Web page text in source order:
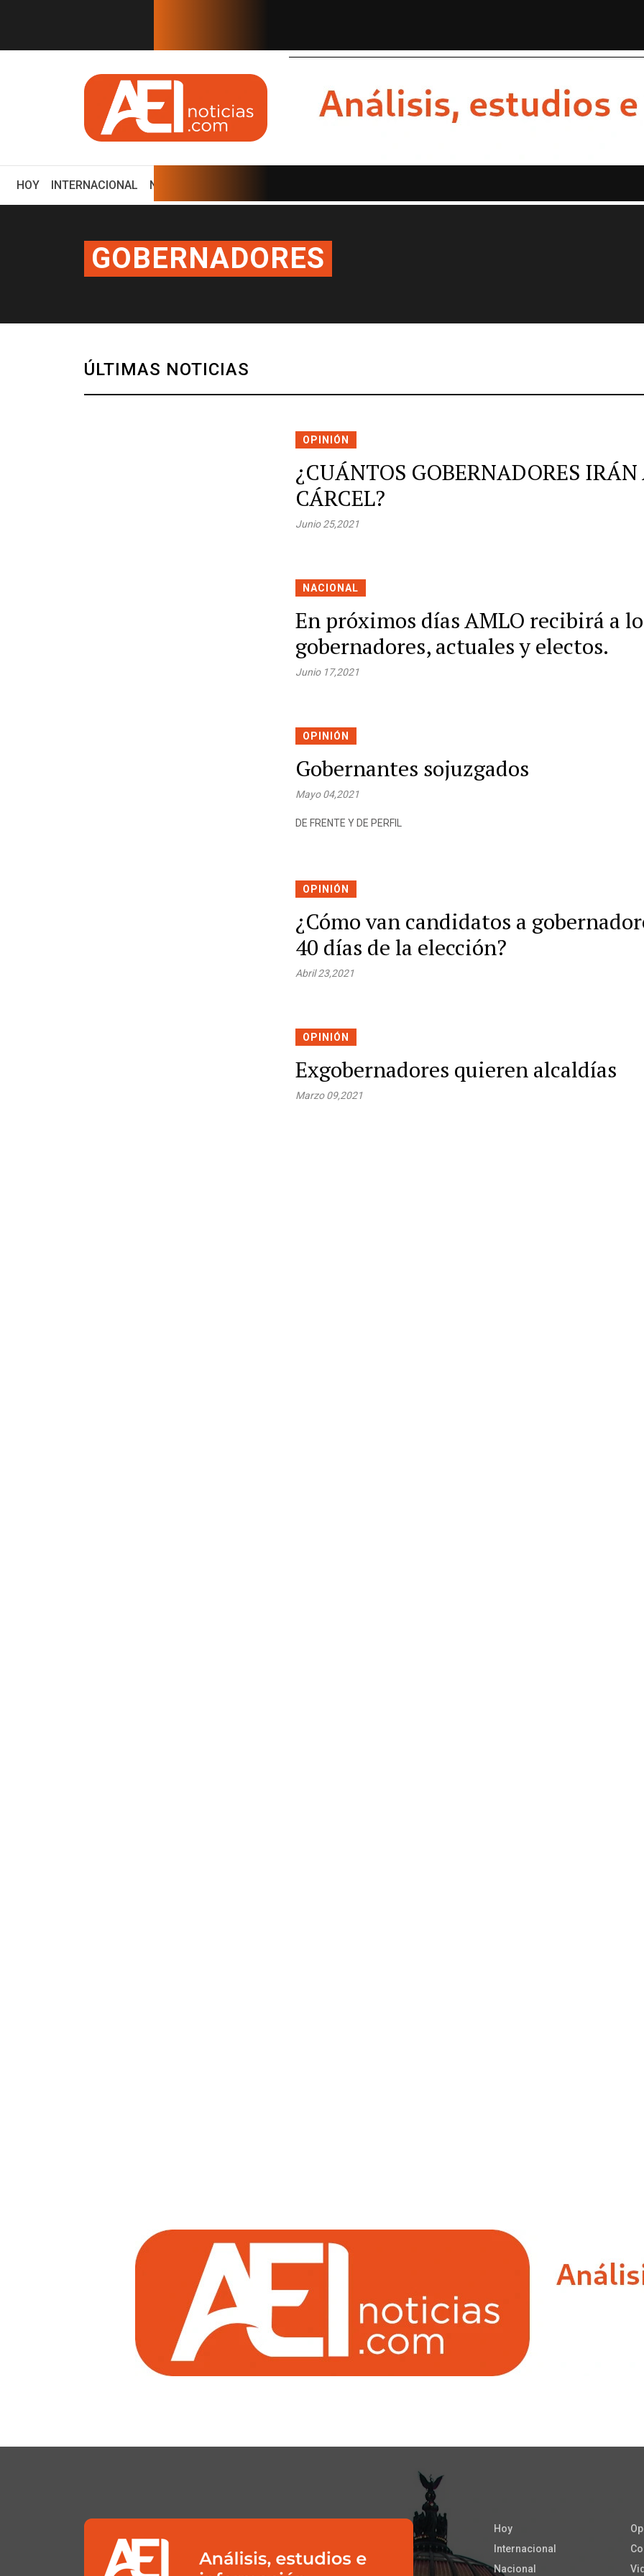
EN TIEMPO REAL
HOY(CURRENT)
INTERNACIONAL NACIONAL
GOBERNADORES
ÚLTIMAS NOTICIAS
OPINIÓN
¿CUÁNTOS GOBERNADORES
CÁRCEL?
Junio 25,2021
NACIONAL
En próximos días AMLO recibirá a
gobernadores, actuales y electos.
Junio 17,2021
OPINIÓN
Gobernantes sojuzgados
Mayo 04,2021
DE FRENTE Y DE PERFIL
OPINIÓN
¿Cómo van candidatos a
40 días de la elección?
Abril 23,2021
OPINIÓN
Exgobernadores quieren alcaldías
Marzo 09,2021
Hoy
Internacional
Nacional